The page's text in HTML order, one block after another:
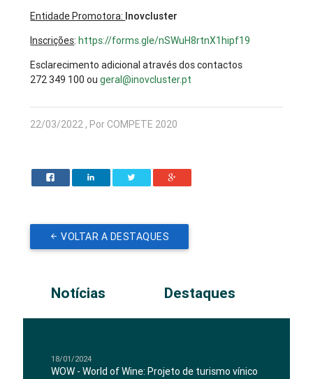
Entidade Promotora: Inovcluster
Inscrições: https://forms.gle/nSWuH8rtnX1hipf19
Esclarecimento adicional através dos contactos
272 349 100 ougeral@inovcluster.pt
22/03/2022 , Por COMPETE 2020
VOLTAR A DESTAQUES
Notícias Destaques
18/01/2024
WOW - World of Wine: Projeto de turismo vínico